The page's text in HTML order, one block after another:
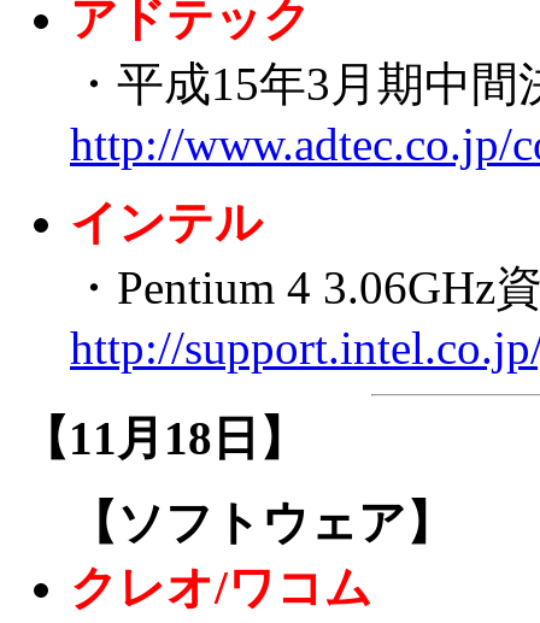
アドテック
・平成15年3月期中
http://www.adtec.co.jp/
インテル
・Pentium 4 3.06GHz
http://
【11月18日】
【ソフトウェア】
クレオ/ワコム